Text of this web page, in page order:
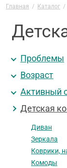
Главная / Каталог /
Проблемы
Возраст
Активный
Детская
Диван
Зеркала
Коврики,
Комоды